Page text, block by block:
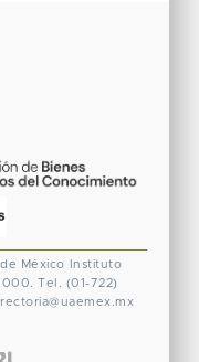
México
Instituto
Tel. (01-722)
rectoria@uaemex.mx